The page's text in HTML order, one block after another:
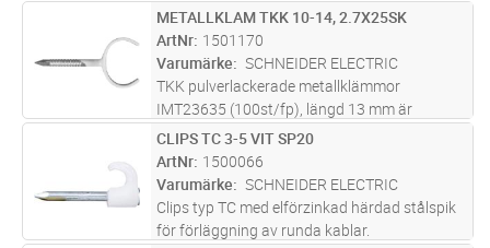
FP Lägg i kundvagn
METALLKLAM TKK 10-14, 2.7X25SK
ArtNr 1501170
Varumärke
SCHNEIDER ELECTRIC
TKK pulverlackerade metallklämmor
IMT23635 (100st/fp), längd 13 mm är
avsedda för utanpåliggande installationer av
elektriska kablar både inomhus och utomhus:
rund kabel (10-14 mm diameter). Klämman
...läs mer
FP Lägg i kundvagn
CLIPS TC 3-5 VIT SP20
ArtNr 1500066
Varumärke
SCHNEIDER ELECTRIC
Clips typ TC med elförzinkad härdad stålspik
för förläggning av runda kablar.